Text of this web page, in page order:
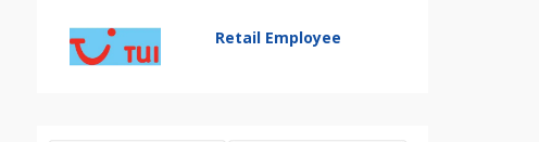
Retail Employee